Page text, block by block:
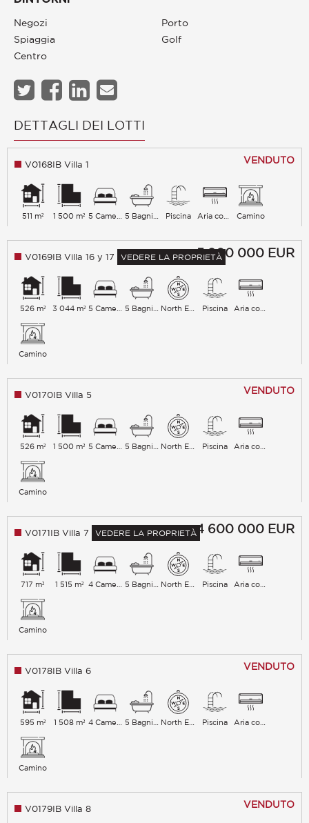
Negozi
Spiaggia
Centro
Porto
Golf
DETTAGLI DEI LOTTI
VENDUTO
V0168IB Villa 1
511 m² 1 500 m² Piscina Camino
5 900 000 EUR
V0169IB Villa 16 y 17 VEDERE LA PROPRIETÀ
526 m² 3 044 m² Piscina Aria condizionata
Camino
VENDUTO
V0170IB Villa 5
526 m² 1 500 m² Piscina Aria condizionata
Camino
4 600 000 EUR
V0171IB Villa 7 VEDERE LA PROPRIETÀ
717 m² 1 515 m² Piscina Aria condizionata
Camino
VENDUTO
V0178IB Villa 6
595 m² 1 508 m² Piscina Aria condizionata
Camino
VENDUTO
V0179IB Villa 8